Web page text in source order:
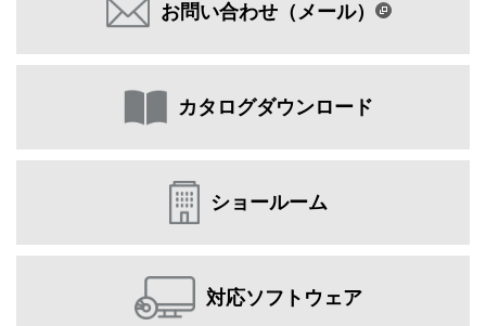
お問い合わせ（メール）
カタログダウンロード
ショールーム
対応ソフトウェア